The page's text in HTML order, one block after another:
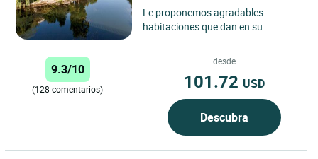
Le proponemos agradables
habitaciones que dan en su
Están acondicionadas con sumo...
9.3/10
(128 comentarios)
desde
101.72 USD
Descubra